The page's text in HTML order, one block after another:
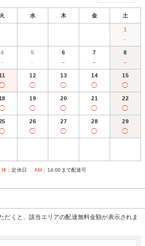
火 水 木 金 土
1
－
4
－
5
－
6
－
7
－
8
－
12
◯
13
◯
14
◯
15
◯
19
◯
20
◯
21
◯
22
◯
26
◯
27
◯
28
◯
29
◯
休 ：定休日 AM ：14:00まで配達可
だくと、該当エリアの配達無料金額が表示されま